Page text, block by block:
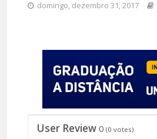
domingo, dezembro 31, 2017
User Review 0 (0 votes)